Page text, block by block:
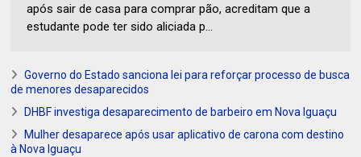
após sair de casa para comprar pão, acreditam que a
estudante pode ter sido aliciada p...
Governo do Estado sanciona lei para reforçar processo de busca
de menores desaparecidos
DHBF investiga desaparecimento de barbeiro em Nova Iguaçu
Mulher desaparece após usar aplicativo de carona com destino
à Nova Iguaçu